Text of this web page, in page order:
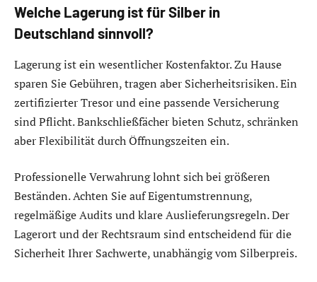
Welche Lagerung ist für Silber in
Deutschland sinnvoll?
Lagerung ist ein wesentlicher Kostenfaktor. Zu Hause
sparen Sie Gebühren, tragen aber Sicherheitsrisiken. Ein
zertifizierter Tresor und eine passende Versicherung
sind Pflicht. Bankschließfächer bieten Schutz, schränken
aber Flexibilität durch Öffnungszeiten ein.
Professionelle Verwahrung lohnt sich bei größeren
Beständen. Achten Sie auf Eigentumstrennung,
regelmäßige Audits und klare Auslieferungsregeln. Der
Lagerort und der Rechtsraum sind entscheidend für die
Sicherheit Ihrer Sachwerte, unabhängig vom Silberpreis.